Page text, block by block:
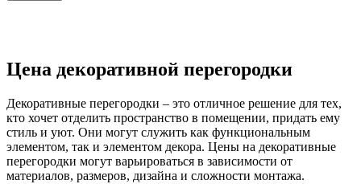
Цена декоративной перегородки
Декоративные перегородки – это отличное решение для тех,
кто хочет отделить пространство в помещении, придать ему
стиль и уют. Они могут служить как функциональным
элементом, так и элементом декора. Цены на декоративные
перегородки могут варьироваться в зависимости от
материалов, размеров, дизайна и сложности монтажа.